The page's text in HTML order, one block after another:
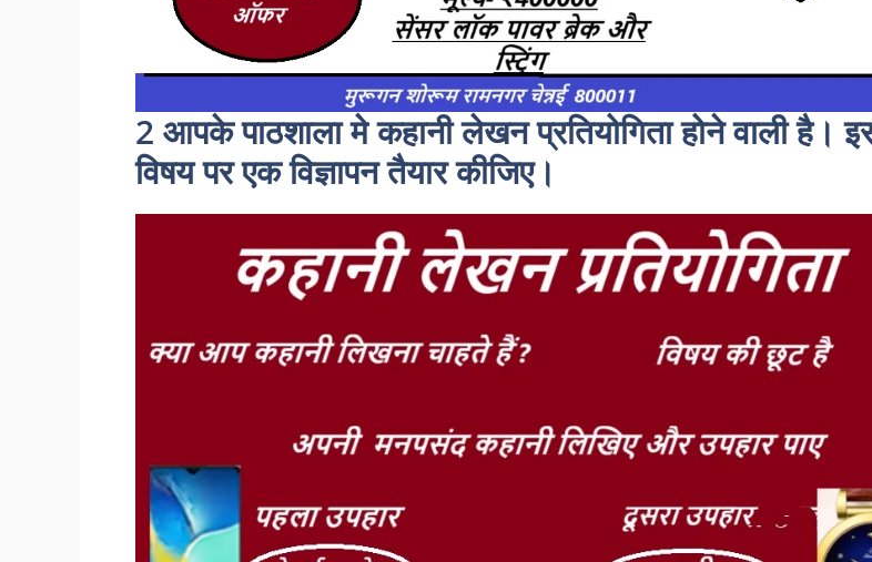
2 आपके पाठशाला मे कहानी लेखन प्रतियोगिता होने वाली है।
विषय पर एक विज्ञापन तैयार कीजिए।